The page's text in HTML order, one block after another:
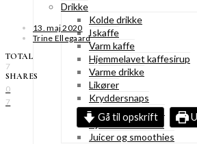
Drikke
Kolde drikke
Iskaffe
Varm kaffe
Hjemmelavet kaffesirup
Varme drikke
Likører
Kryddersnaps
Drinks & cocktails
Hjemmelavet saft
Juicer og smoothies
13. maj 2020
Trine Ellegaard
TOTAL
7
SHARES
0
7
Gå til opskrift